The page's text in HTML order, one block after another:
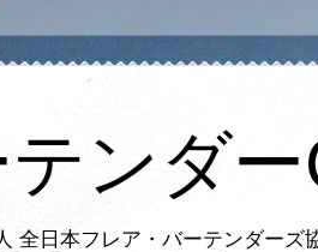
ンダ
全日本フレア・バーテンダー